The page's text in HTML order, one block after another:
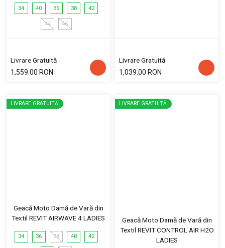
34 40 36 38 42
44 46
Livrare Gratuită
1,559.00 RON
Livrare Gratuită
1,039.00 RON
LIVRARE GRATUITĂ
Geacă Moto Damă de Vară din
Textil REVIT AIRWAVE 4 LADIES
34 36 38 40 42
LIVRARE GRATUITĂ
Geacă Moto Damă de Vară din
Textil REVIT CONTROL AIR H2O
LADIES